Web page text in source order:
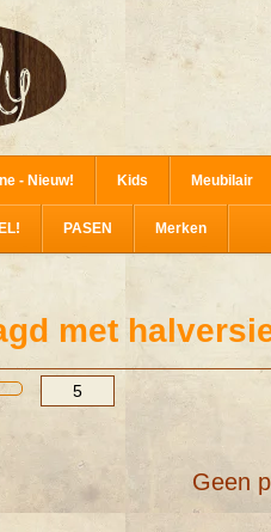
- Nieuw! Kids Meubilair
PASEN Merken
met
Geen